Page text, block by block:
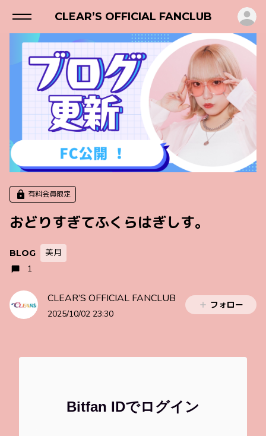
CLEAR’S OFFICIAL FANCLUB
有料会員限定
おどりすぎてふくらはぎしす。
BLOG
美月
1
CLEAR’S OFFICIAL FANCLUB
2025/10/02 23:30
フォロー
Bitfan IDでログイン